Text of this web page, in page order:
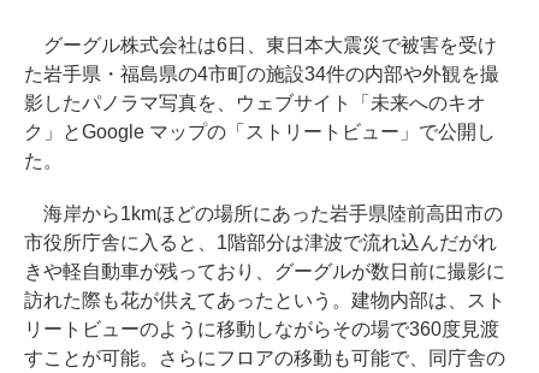
グーグル株式会社は6日、東日本大震災で被害を受け
た岩手県・福島県の4市町の施設34件の内部や外観を撮
影したパノラマ写真を、ウェブサイト「未来へのキオ
ク」とGoogle マップの「ストリートビュー」で公開し
た。
海岸から1kmほどの場所にあった岩手県陸前高田市の
市役所庁舎に入ると、1階部分は津波で流れ込んだがれ
きや軽自動車が残っており、グーグルが数日前に撮影に
訪れた際も花が供えてあったという。建物内部は、スト
リートビューのように移動しながらその場で360度見渡
すことが可能。さらにフロアの移動も可能で、同庁舎の